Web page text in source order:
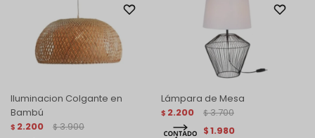
Iluminacion Colgante en
Bambú
$ 2.200 $ 3.900
Lámpara de Mesa
$ 2.200 $ 3.700
$1.980